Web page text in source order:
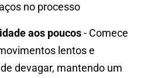
no processo
aos poucos- Comece
lentos e
devagar, mantendo um